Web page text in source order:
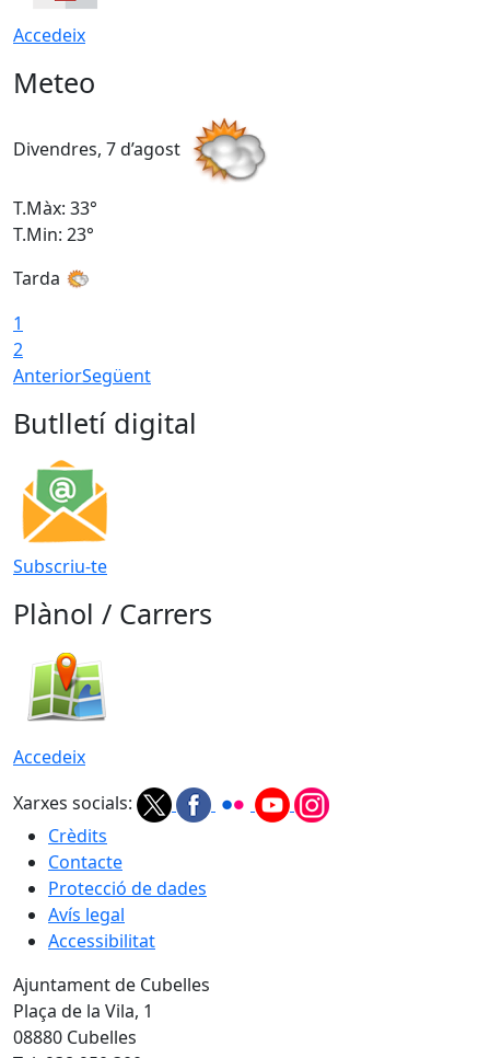
Accedeix
Meteo
Divendres, 7 d’agost
T.Màx: 33°
T.Min: 23°
Tarda
1
2
AnteriorSegüent
Butlletí digital
Subscriu-te
Plànol / Carrers
Accedeix
Xarxes socials:
Crèdits
Contacte
Protecció de dades
Avís legal
Accessibilitat
Ajuntament de Cubelles
Plaça de la Vila, 1
08880 Cubelles